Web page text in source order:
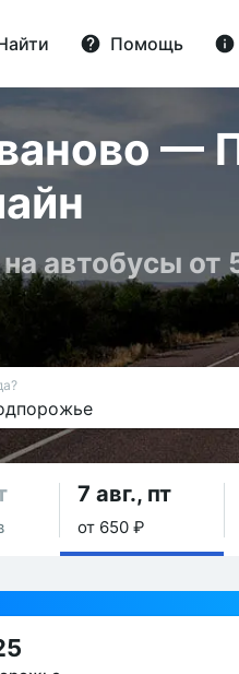
Помощь
—
автобусы от
7 авг., пт
от 650 ₽